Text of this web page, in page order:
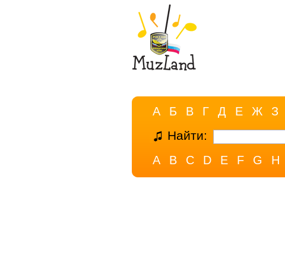
А Б В Г Д Е Ж З
Найти:
A B C D E F G H